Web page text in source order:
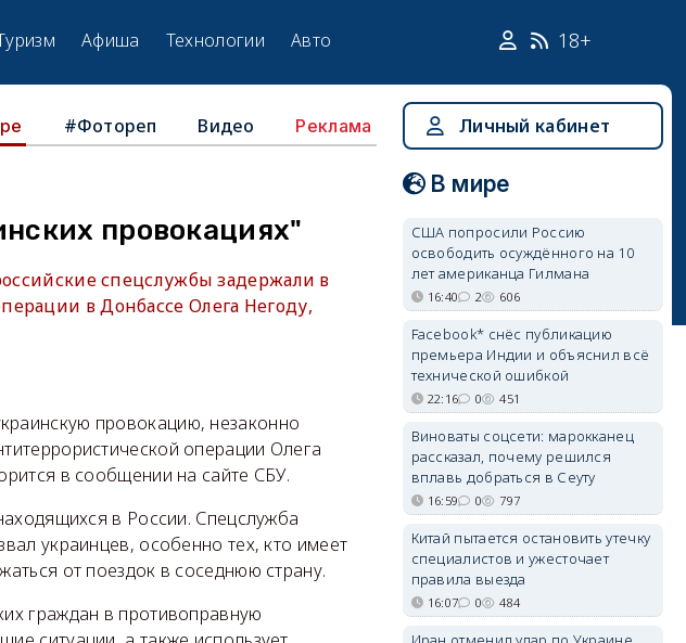
Афиша Технологии Авто 18+
#Фотореп Видео Реклама
провокациях"
спецслужбы задержали в
в Донбассе Олега Негоду,
провокацию, незаконно
операции Олега
в сообщении на сайте СБУ.
в России. Спецслужба
украинцев, особенно тех, кто имеет
от поездок в соседнюю страну.
граждан в противоправную
Личный кабинет
В мире
США попросили Россию
освободить осуждённого на 10
лет американца Гилмана
16:40 2 606
Facebook* снёс публикацию
премьера Индии и объяснил всё
технической ошибкой
22:16 0 451
Виноваты соцсети: марокканец
рассказал, почему решился
вплавь добраться в Сеуту
16:59 0 797
Китай пытается остановить утечку
специалистов и ужесточает
правила выезда
16:07 0 484